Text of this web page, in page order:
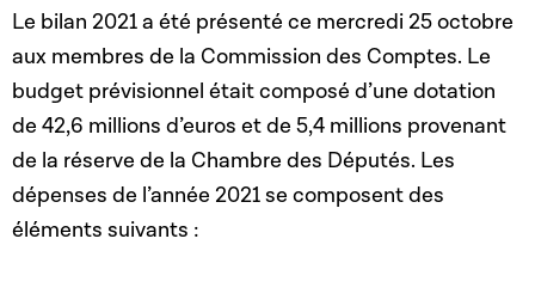
Le bilan 2021 a été présenté ce mercredi 25 octobre
aux membres de la Commission des Comptes. Le
budget prévisionnel était composé d’une dotation
de 42,6 millions d’euros et de 5,4 millions provenant
de la réserve de la Chambre des Députés. Les
dépenses de l’année 2021 se composent des
éléments suivants :